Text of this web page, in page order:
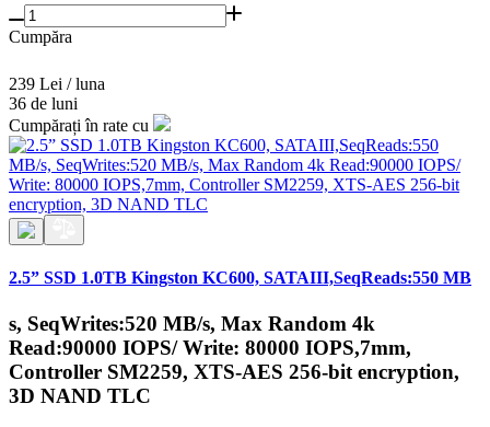
Cumpăra
239 Lei / luna
36 de luni
Cumpărați în rate cu
2.5” SSD 1.0TB Kingston KC600, SATAIII,SeqReads:550 MB
s, SeqWrites:520 MB/s, Max Random 4k
Read:90000 IOPS/ Write: 80000 IOPS,7mm,
Controller SM2259, XTS-AES 256-bit encryption,
3D NAND TLC